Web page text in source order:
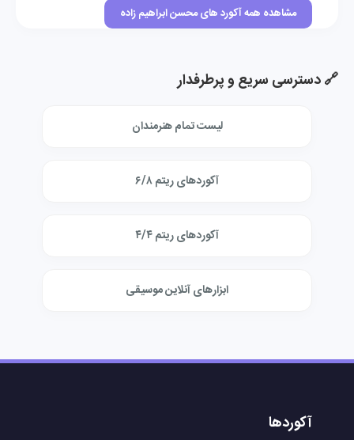
مشاهده همه آکورد های محسن ابراهیم زاده
🔗 دسترسی سریع و پرطرفدار
لیست تمام هنرمندان
آکوردهای ریتم ۶/۸
آکوردهای ریتم ۴/۴
ابزارهای آنلاین موسیقی
آکوردها